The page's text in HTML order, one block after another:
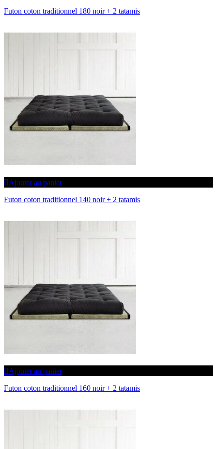
Futon coton traditionnel 180 noir + 2 tatamis
Ajouter au panier
Futon coton traditionnel 140 noir + 2 tatamis
Ajouter au panier
Futon coton traditionnel 160 noir + 2 tatamis